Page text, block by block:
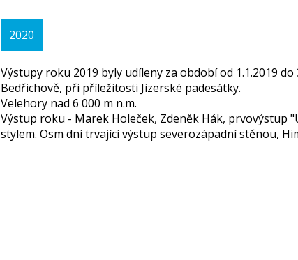
2020
Výstupy roku 2019 byly udíleny za období od 1.1.2019
Bedřichově, při příležitosti Jizerské padesátky.
Velehory nad 6 000 m n.m.
Výstup roku - Marek Holeček, Zdeněk Hák, prvovýstup
stylem. Osm dní trvající výstup severozápadní stěnou,